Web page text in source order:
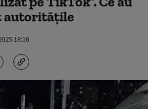
autoritățile
18:16